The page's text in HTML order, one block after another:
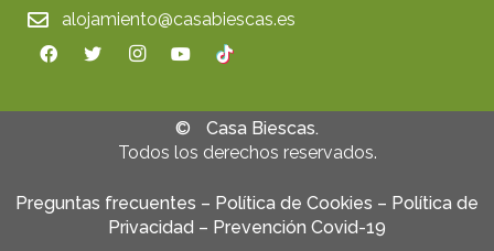
alojamiento@casabiescas.es
©
Casa Biescas.
Todos los derechos reservados.
Preguntas frecuentes – Política de Cookies – Política de
Privacidad – Prevención Covid-19